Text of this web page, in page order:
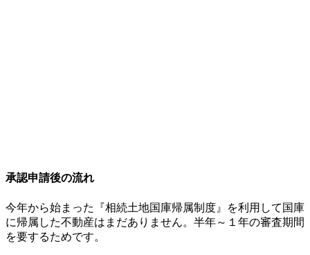
承認申請後の流れ
今年から始まった『相続土地国庫帰属制度』を利用して国庫
に帰属した不動産はまだありません。半年～１年の審査期間
を要するためです。